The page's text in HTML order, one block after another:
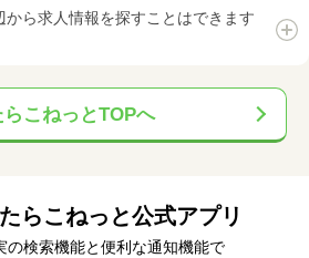
から求人情報を探すことはできます
らこねっとTOPへ
らこねっと公式アプリ
の検索機能と便利な通知機能で